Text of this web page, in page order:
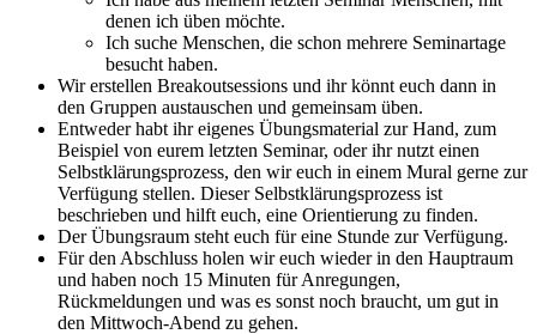
denen ich üben möchte.
Ich suche Menschen, die schon mehrere Seminartage
besucht haben.
Wir erstellen Breakoutsessions und ihr könnt euch dann in
den Gruppen austauschen und gemeinsam üben.
Entweder habt ihr eigenes Übungsmaterial zur Hand, zum
Beispiel von eurem letzten Seminar, oder ihr nutzt einen
Selbstklärungsprozess, den wir euch in einem Mural gerne zur
Verfügung stellen. Dieser Selbstklärungsprozess ist
beschrieben und hilft euch, eine Orientierung zu finden.
Der Übungsraum steht euch für eine Stunde zur Verfügung.
Für den Abschluss holen wir euch wieder in den Hauptraum
und haben noch 15 Minuten für Anregungen,
Rückmeldungen und was es sonst noch braucht, um gut in
den Mittwoch-Abend zu gehen.